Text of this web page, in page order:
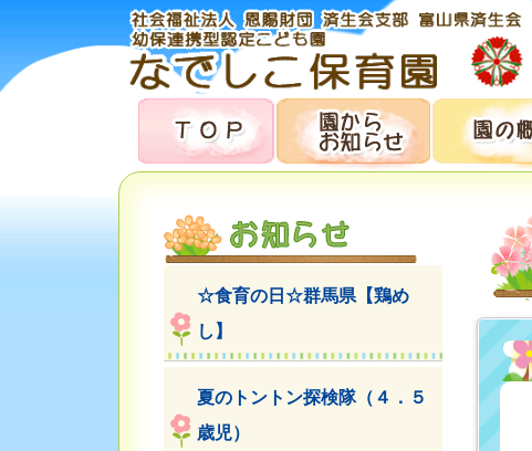
☆食育の日☆群馬県【鶏め
し】
夏のトントン探検隊（４．５
歳児）